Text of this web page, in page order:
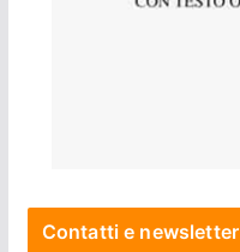
Contatti e newsletter